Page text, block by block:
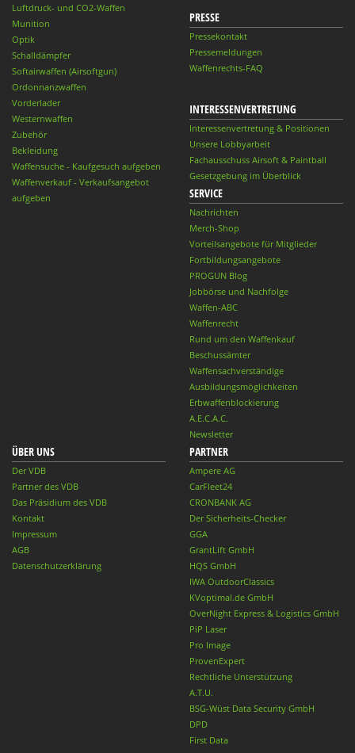
Luftdruck- und CO2-Waffen
Munition
Optik
Schalldämpfer
Softairwaffen (Airsoftgun)
Ordonnanzwaffen
Vorderlader
Westernwaffen
Zubehör
Bekleidung
Waffensuche - Kaufgesuch aufgeben
Waffenverkauf - Verkaufsangebot
aufgeben
PRESSE
Pressekontakt
Pressemeldungen
Waffenrechts-FAQ
INTERESSENVERTRETUNG
Interessenvertretung & Positionen
Unsere Lobbyarbeit
Fachausschuss Airsoft & Paintball
Gesetzgebung im Überblick
SERVICE
Nachrichten
Merch-Shop
Vorteilsangebote für Mitglieder
Fortbildungsangebote
PROGUN Blog
Jobbörse und Nachfolge
Waffen-ABC
Waffenrecht
Rund um den Waffenkauf
Beschussämter
Waffensachverständige
Ausbildungsmöglichkeiten
Erbwaffenblockierung
A.E.C.A.C.
Newsletter
ÜBER UNS
Der VDB
Partner des VDB
Das Präsidium des VDB
Kontakt
Impressum
AGB
Datenschutzerklärung
PARTNER
Ampere AG
CarFleet24
CRONBANK AG
Der Sicherheits-Checker
GGA
GrantLift GmbH
HQS GmbH
IWA OutdoorClassics
KVoptimal.de GmbH
OverNight Express & Logistics GmbH
PiP Laser
Pro Image
ProvenExpert
Rechtliche Unterstützung
A.T.U.
BSG-Wüst Data Security GmbH
DPD
First Data